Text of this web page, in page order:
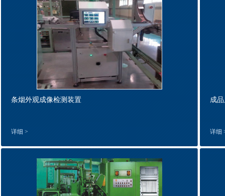
条烟外观成像检测装置
详细 >
成
详细